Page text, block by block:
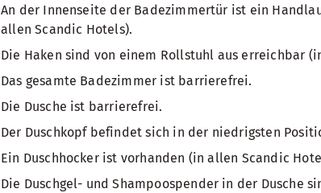
An der Innenseite der Badezimmertür ist ein
allen Scandic Hotels).
Die Haken sind von einem Rollstuhl aus erreichbar
Das gesamte Badezimmer ist barrierefrei.
Die Dusche ist barrierefrei.
Der Duschkopf befindet sich in der niedrigsten
Ein Duschhocker ist vorhanden (in allen Scandic
Die Duschgel- und Shampoospender in der Dusche